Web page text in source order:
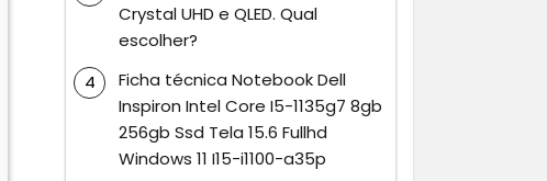
Crystal UHD e QLED. Qual
escolher?
Ficha técnica Notebook Dell
Inspiron Intel Core I5-1135g7 8gb
256gb Ssd Tela 15.6 Fullhd
Windows 11 I15-i1100-a35p